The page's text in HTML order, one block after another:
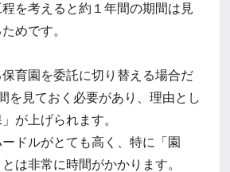
を考えると約１年間の期間は見
めです。
育園を委託に切り替える場合だ
を見ておく必要があり、理由とし
が上げられます。
ドルがとても高く、特に「園
は非常に時間がかかります。